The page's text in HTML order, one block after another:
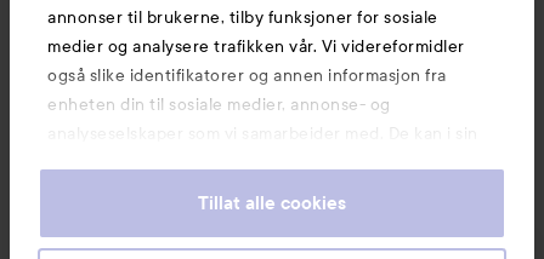
annonser til brukerne, tilby funksjoner for sosiale
medier og analysere trafikken vår. Vi videreformidler
også slike identifikatorer og annen informasjon fra
enheten din til sosiale medier, annonse- og
analyseselskaper som vi samarbeider med. De kan i sin
informasjon som du har oppgitt eller som de har samlet
våre cookies ved å fortsette å bruke nettsiden vår. For
Tillat alle cookies